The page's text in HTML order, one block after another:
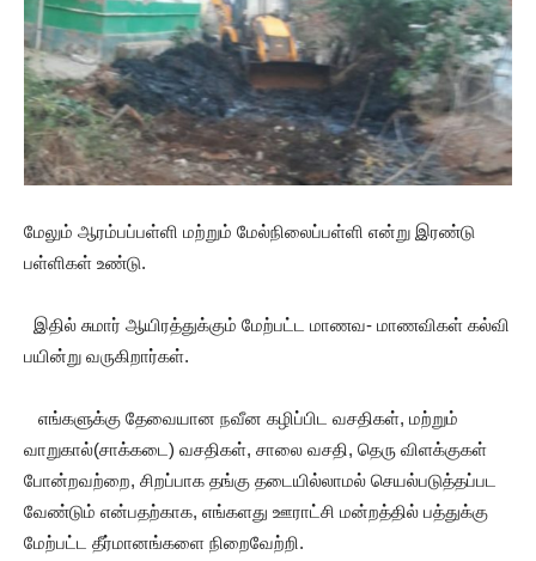
மேலும் ஆரம்பப்பள்ளி மற்றும் மேல்நிலைப்பள்ளி என்று இரண்டு
பள்ளிகள் உண்டு.
இதில் சுமார் ஆயிரத்துக்கும் மேற்பட்ட மாணவ- மாணவிகள் கல்வி
பயின்று வருகிறார்கள்.
எங்களுக்கு தேவையான நவீன கழிப்பிட வசதிகள், மற்றும்
வாறுகால்(சாக்கடை) வசதிகள், சாலை வசதி, தெரு விளக்குகள்
போன்றவற்றை, சிறப்பாக தங்கு தடையில்லாமல் செயல்படுத்தப்பட
வேண்டும் என்பதற்காக, எங்களது ஊராட்சி மன்றத்தில் பத்துக்கு
மேற்பட்ட தீர்மானங்களை நிறைவேற்றி.